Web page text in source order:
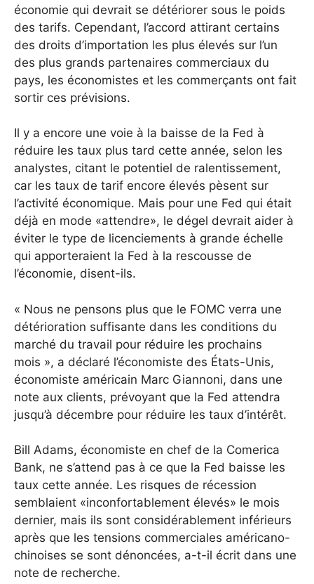
économie qui devrait se détériorer sous le poids
des tarifs. Cependant, l’accord attirant certains
des droits d’importation les plus élevés sur l’un
des plus grands partenaires commerciaux du
pays, les économistes et les commerçants ont fait
sortir ces prévisions.
Il y a encore une voie à la baisse de la Fed à
réduire les taux plus tard cette année, selon les
analystes, citant le potentiel de ralentissement,
car les taux de tarif encore élevés pèsent sur
l’activité économique. Mais pour une Fed qui était
déjà en mode «attendre», le dégel devrait aider à
éviter le type de licenciements à grande échelle
qui apporteraient la Fed à la rescousse de
l’économie, disent-ils.
« Nous ne pensons plus que le FOMC verra une
détérioration suffisante dans les conditions du
marché du travail pour réduire les prochains
mois », a déclaré l’économiste des États-Unis,
économiste américain Marc Giannoni, dans une
note aux clients, prévoyant que la Fed attendra
jusqu’à décembre pour réduire les taux d’intérêt.
Bill Adams, économiste en chef de la Comerica
Bank, ne s’attend pas à ce que la Fed baisse les
taux cette année. Les risques de récession
semblaient «inconfortablement élevés» le mois
dernier, mais ils sont considérablement inférieurs
après que les tensions commerciales américano-
chinoises se sont dénoncées, a-t-il écrit dans une
note de recherche.